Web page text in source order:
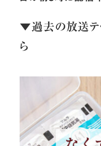
▼過去の放送テ
ら